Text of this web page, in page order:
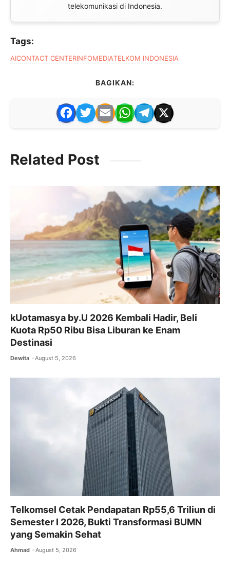
telekomunikasi di Indonesia.
Tags:
AICONTACT CENTERINFOMEDIATELKOM INDONESIA
BAGIKAN:
F
a
e
k
T
w
er
E
m
l
W
h
p
p
T
el
m
X
Related Post
kUotamasya by.U 2026 Kembali Hadir, Beli
Kuota Rp50 Ribu Bisa Liburan ke Enam
Destinasi
Dewita August 5, 2026
Telkomsel Cetak Pendapatan Rp55,6 Triliun di
Semester I 2026, Bukti Transformasi BUMN
yang Semakin Sehat
Ahmad August 5, 2026